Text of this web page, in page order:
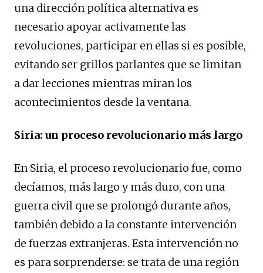
una dirección política alternativa es
necesario apoyar activamente las
revoluciones, participar en ellas si es posible,
evitando ser grillos parlantes que se limitan
a dar lecciones mientras miran los
acontecimientos desde la ventana.
Siria: un proceso revolucionario más largo
En Siria, el proceso revolucionario fue, como
decíamos, más largo y más duro, con una
guerra civil que se prolongó durante años,
también debido a la constante intervención
de fuerzas extranjeras. Esta intervención no
es para sorprenderse: se trata de una región